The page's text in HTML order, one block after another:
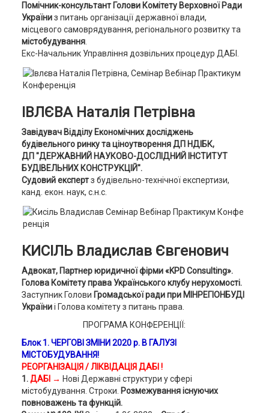
Помічник-консультант Голови Комітету Верховної Ради
Україниз питань організації державної влади,
місцевого самоврядування, регіонального розвитку та
містобудування.
Екс-Начальник Управління дозвільних процедур ДАБІ.
ІВЛЄВА Наталія Петрівна
Завідувач Відділу Економічних досліджень
будівельного ринку та ціноутворення ДП НДІБК,
ДП "ДЕРЖАВНИЙ НАУКОВО-ДОСЛІДНИЙ ІНСТИТУТ
БУДІВЕЛЬНИХ КОНСТРУКЦІЙ".
Судовий експертз будівельно-технічної експертизи,
канд. екон. наук, с.н.с.
КИСІЛЬ Владислав Євгенович
Адвокат, Партнер юридичної фірми «KPD Consulting».
Голова Комітету права Українського клубу нерухомості.
Заступник Голови Громадської ради при МІНРЕГІОНБУДІ
Україниі Голова комітету з питань права.
ПРОГРАМА КОНФЕРЕНЦІЇ:
Блок 1.ЧЕРГОВІ ЗМІНИ 2020 р. В ГАЛУЗІ
МІСТОБУДУВАННЯ!
РЕОРГАНІЗАЦІЯ / ЛІКВІДАЦІЯ ДАБІ !
1.ДАБІ → Нові Державні структури у сфері
містобудування. Строки. Розмежування існуючих
повноважень та функцій.